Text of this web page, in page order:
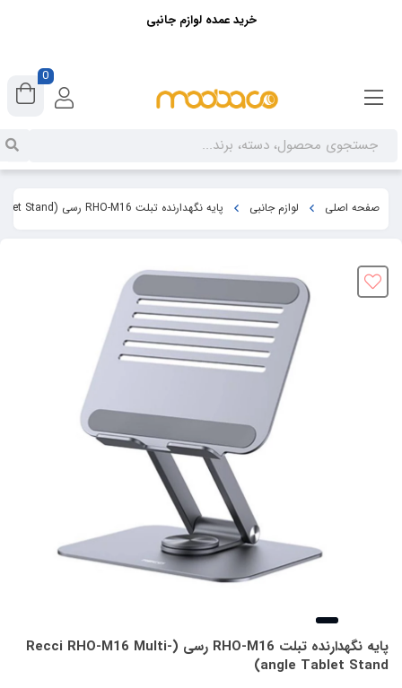
صفحه اصلی لوازم جانبی پایه نگهدارنده تبلت RHO-M16 رسی (Recci RHO-M16 Multi-angle Tablet Stand)
پایه نگهدارنده تبلت RHO-M16 رسی (Recci RHO-M16 Multi-
angle Tablet Stand)
خرید عمده لوازم جانبی
0